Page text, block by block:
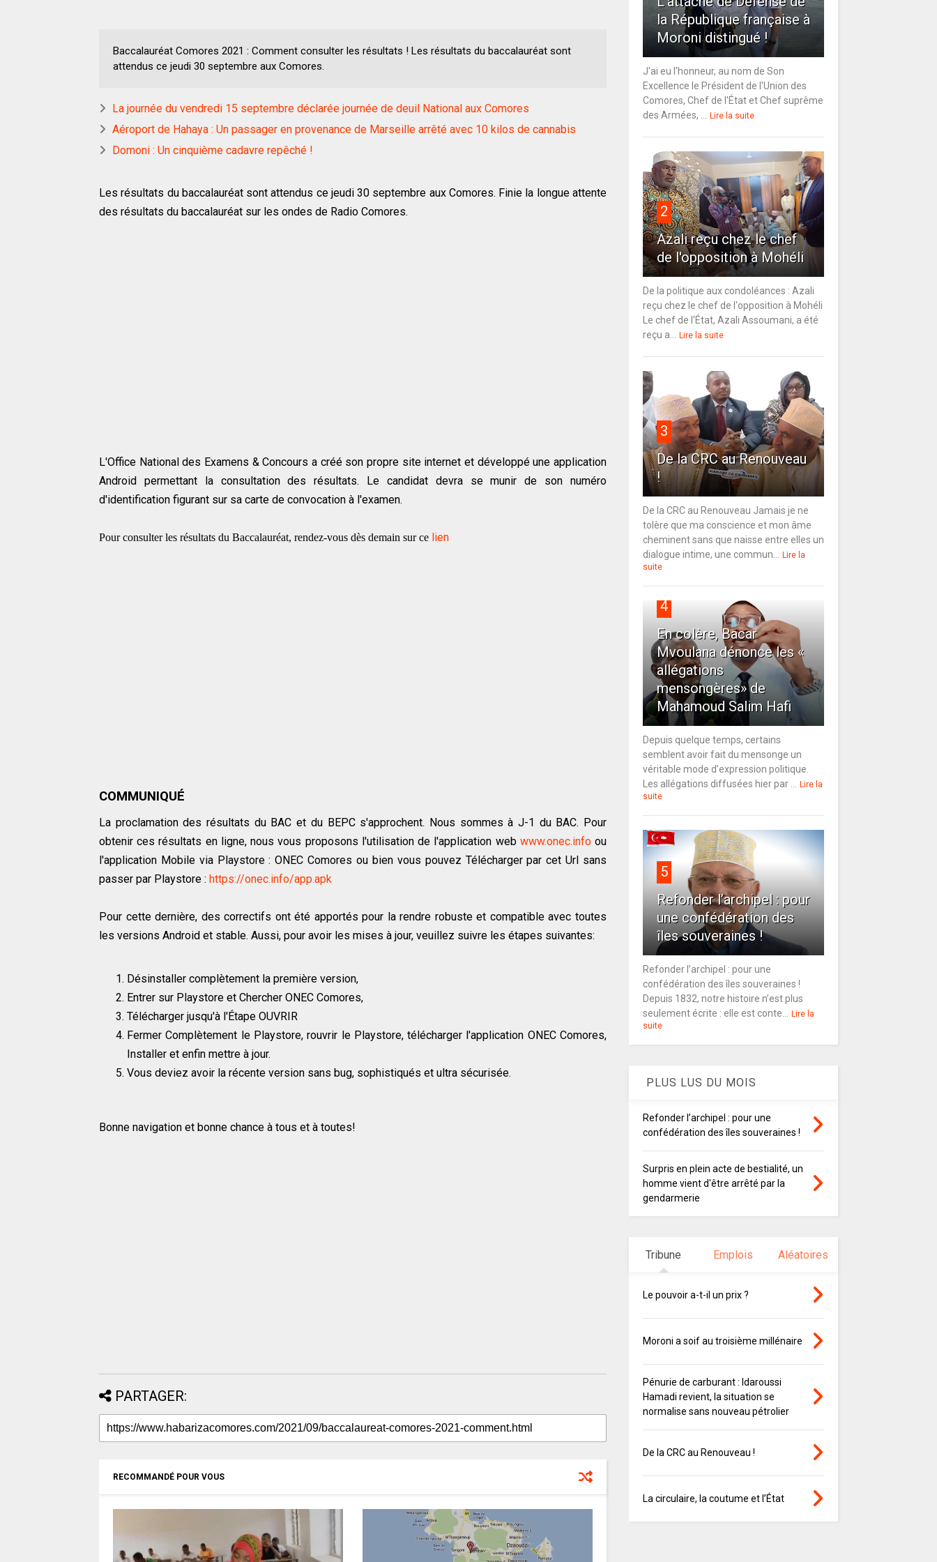
Baccalauréat Comores 2021 : Comment consulter les résultats ! Les résultats du baccalauréat sont
attendus ce jeudi 30 septembre aux Comores.
La journée du vendredi 15 septembre déclarée journée de deuil National aux Comores
Aéroport de Hahaya : Un passager en provenance de Marseille arrêté avec 10 kilos de cannabis
Domoni : Un cinquième cadavre repêché !
Les résultats du baccalauréat sont attendus ce jeudi 30 septembre aux Comores. Finie la longue attente
des résultats du baccalauréat sur les ondes de Radio Comores.
L'Office National des Examens & Concours a créé son propre site internet et développé une application
Android permettant la consultation des résultats. Le candidat devra se munir de son numéro
d'identification figurant sur sa carte de convocation à l'examen.
Pour consulter les résultats du Baccalauréat, rendez-vous dès demain sur ce lien
COMMUNIQUÉ
La proclamation des résultats du BAC et du BEPC s'approchent. Nous sommes à J-1 du BAC. Pour
obtenir ces résultats en ligne, nous vous proposons l'utilisation de l'application web www.onec.infoou
l'application Mobile via Playstore : ONEC Comores ou bien vous pouvez Télécharger par cet Url sans
passer par Playstore : https://onec.info/app.apk
Pour cette dernière, des correctifs ont été apportés pour la rendre robuste et compatible avec toutes
les versions Android et stable. Aussi, pour avoir les mises à jour, veuillez suivre les étapes suivantes:
Désinstaller complètement la première version,
Entrer sur Playstore et Chercher ONEC Comores,
Télécharger jusqu'à l'Étape OUVRIR
Fermer Complètement le Playstore, rouvrir le Playstore, télécharger l'application ONEC Comores,
Installer et enfin mettre à jour.
Vous deviez avoir la récente version sans bug, sophistiqués et ultra sécurisée.
Bonne navigation et bonne chance à tous et à toutes!
PARTAGER:
RECOMMANDÉ POUR VOUS
la République française à
Moroni distingué !
J'ai eu l'honneur, au nom de Son
Excellence le Président de l'Union des
Comores, Chef de l'État et Chef suprême
des Armées, ...
Lire la suite
2
Azali reçu chez le chef
de l'opposition à Mohéli
De la politique aux condoléances : Azali
reçu chez le chef de l'opposition à Mohéli
Le chef de l'État, Azali Assoumani, a été
reçu a...
Lire la suite
3
De la CRC au Renouveau
!
De la CRC au Renouveau Jamais je ne
tolère que ma conscience et mon âme
cheminent sans que naisse entre elles un
dialogue intime, une commun...
Lire la
suite
4
En colère, Bacar
Mvoulana dénonce les «
allégations
mensongères» de
Mahamoud Salim Hafi
Depuis quelque temps, certains
semblent avoir fait du mensonge un
véritable mode d’expression politique.
Les allégations diffusées hier par ...
Lire la
suite
5
Refonder l’archipel : pour
une confédération des
îles souveraines !
Refonder l’archipel : pour une
confédération des îles souveraines !
Depuis 1832, notre histoire n’est plus
seulement écrite : elle est conte...
Lire la
suite
PLUS LUS DU MOIS
Refonder l’archipel : pour une
confédération des îles souveraines !
Surpris en plein acte de bestialité, un
homme vient d'être arrêté par la
gendarmerie
Tribune Emplois Aléatoires
Le pouvoir a-t-il un prix ?
Moroni a soif au troisième millénaire
Pénurie de carburant : Idaroussi
Hamadi revient, la situation se
normalise sans nouveau pétrolier
De la CRC au Renouveau !
La circulaire, la coutume et l’État